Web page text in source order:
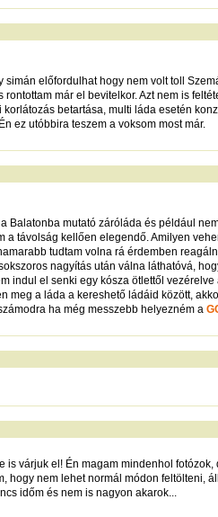
simán előfordulhat hogy nem volt toll
már el bevitelkor. Azt nem is
betartása, multi láda esetén
ez utóbbira teszem a voksom most már.
a Balatonba mutató záróláda és például
a távolság kellően elegendő. Amilyen
tudtam volna rá érdemben
nagyítás után válna láthatóvá,
indul el senki egy kósza ötlettől
a láda a kereshető ládáid között,
ha még messzebb helyezném a
várjuk el! Én magam mindenhol
hogy nem lehet normál módon feltölteni,
időm és nem is nagyon akarok...